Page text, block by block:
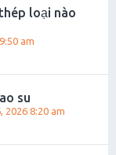
loại nào
am
su
2026 8:20 am